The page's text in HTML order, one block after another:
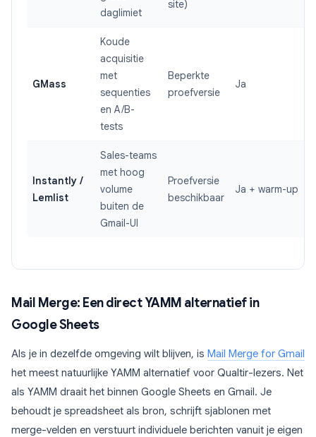
daglimiet
site)
GMass
Koude
acquisitie
met
sequenties
en A/B-
tests
Beperkte
proefversie
Ja
Instantly /
Lemlist
Sales-teams
met hoog
volume
buiten de
Gmail-UI
Proefversie
beschikbaar
Ja + warm-up
Mail Merge: Een direct YAMM alternatief in
Google Sheets
Als je in dezelfde omgeving wilt blijven, is Mail Merge for Gmail
het meest natuurlijke YAMM alternatief voor Qualtir-lezers. Net
als YAMM draait het binnen Google Sheets en Gmail. Je
behoudt je spreadsheet als bron, schrijft sjablonen met
merge-velden en verstuurt individuele berichten vanuit je eigen